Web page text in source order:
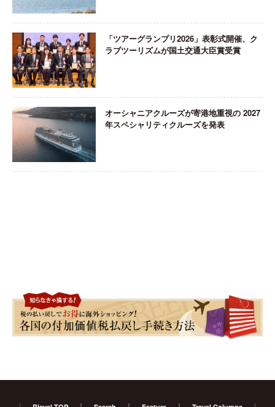
「ツアーグランプリ2026」表彰式開催、ク
ラブツーリズムが国土交通大臣賞受賞
オーシャニアクルーズが寄港地重視の 2027
年スペシャリティクルーズを発表